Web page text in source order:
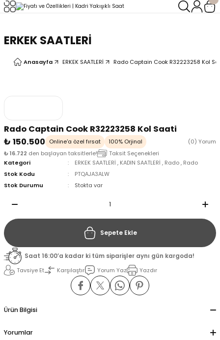
ERKEK SAATLERİ
Anasayfa ERKEK SAATLERİ Rado Captain Cook R32223258 Kol
Rado Captain Cook R32223258 Kol Saati
₺ 150.500
Online'a özel fırsat 100% Orjinal
(0) Yorum
₺ 16.722 den başlayan taksitlerle!
Taksit Seçenekleri
Kategori
ERKEK SAATLERİ , KADIN SAATLERİ , Rado, Rado
Stok Kodu
PTQAJA3ALW
Stok Durumu
Stokta var
Sepete Ekle
Saat 16:00’a kadar ki tüm siparişler aynı gün kargoda!
Tavsiye Et
Karşılaştır Yorum Yaz Yazdır
Ürün Bilgisi
Yorumlar
Geri Dön
Geri Dön